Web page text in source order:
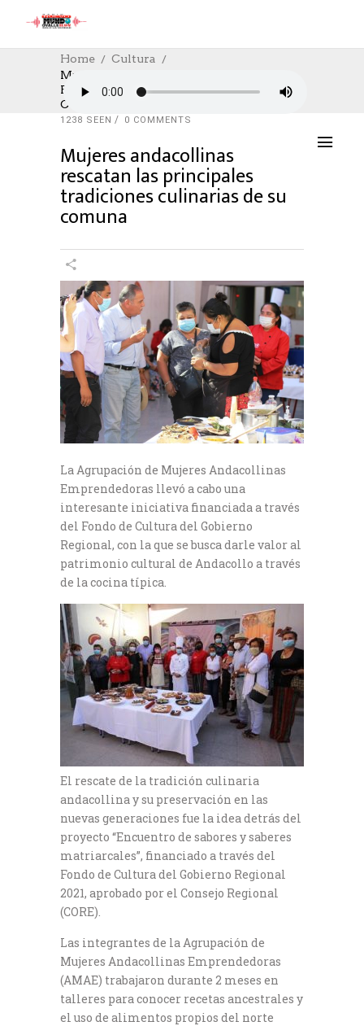
Home
Cultura
Mujeres Andacollinas Rescatan Las
Principales Tradiciones Culinarias De Su
Comuna
CULTURA,CULTURE,NOTICIAS,POLÍTICA
23/03/2022
1238 SEEN
0 COMMENTS
Mujeres andacollinas
rescatan las principales
tradiciones culinarias de su
comuna
La Agrupación de Mujeres Andacollinas
Emprendedoras llevó a cabo una
interesante iniciativa financiada a través
del Fondo de Cultura del Gobierno
Regional, con la que se busca darle valor al
patrimonio cultural de Andacollo a través
de la cocina típica.
El rescate de la tradición culinaria
andacollina y su preservación en las
nuevas generaciones fue la idea detrás del
proyecto “Encuentro de sabores y saberes
matriarcales”, financiado a través del
Fondo de Cultura del Gobierno Regional
2021, aprobado por el Consejo Regional
(CORE).
Las integrantes de la Agrupación de
Mujeres Andacollinas Emprendedoras
(AMAE) trabajaron durante 2 meses en
talleres para conocer recetas ancestrales y
el uso de alimentos propios del norte